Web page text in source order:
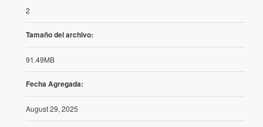
2
Tamaño del archivo:
91.49MB
Fecha Agregada:
August 29, 2025